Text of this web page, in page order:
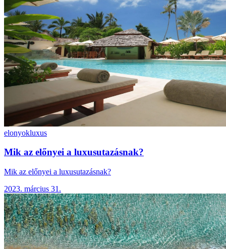
elonyokluxus
Mik az előnyei a luxusutazásnak?
Mik az előnyei a luxusutazásnak?
2023. március 31.